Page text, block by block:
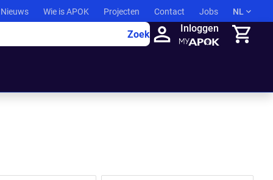
Nieuws Wie is APOK Projecten Contact Jobs NL
Zoek
Inloggen